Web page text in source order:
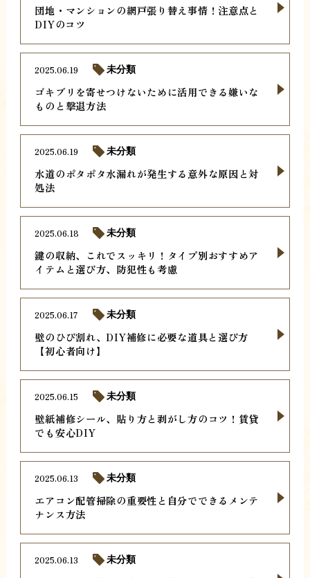
団地・マンションの網戸張り替え事情！注意点と
DIYのコツ
ゴキブリを寄せつけないために活用できる嫌いな
ものと撃退方法
2025.06.19 未分類
水道のポタポタ水漏れが発生する意外な原因と対
処法
2025.06.19 未分類
鍵の収納、これでスッキリ！タイプ別おすすめア
イテムと選び方、防犯性も考慮
2025.06.18 未分類
壁のひび割れ、DIY補修に必要な道具と選び方
【初心者向け】
2025.06.17 未分類
壁紙補修シール、貼り方と剥がし方のコツ！賃貸
でも安心DIY
2025.06.15 未分類
エアコン配管掃除の重要性と自分でできるメンテ
ナンス方法
2025.06.13 未分類
2025.06.13 未分類